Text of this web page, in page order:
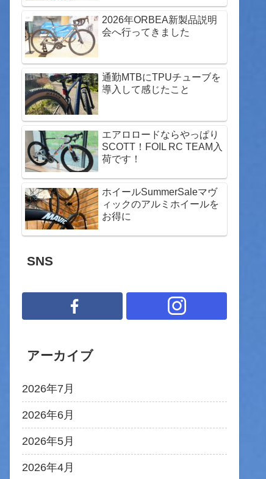
2026年ORBEA新製品説明
会へ行ってきました
通勤MTBにTPUチューブを
導入して感じたこと
エアロロードならやっぱり
SCOTT！FOIL RC TEAM入
荷です！
ホイールSummerSaleマヴ
ィックのアルミホイールを
お得に
SNS
アーカイブ
2026年7月
2026年6月
2026年5月
2026年4月